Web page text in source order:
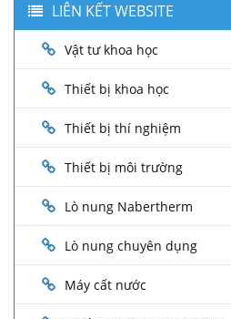
LIÊN KẾT WEBSITE
Vật tư khoa học
Thiết bị khoa học
Thiết bị thí nghiệm
Thiết bị môi trường
Lò nung Nabertherm
Lò nung chuyên dụng
Máy cất nước